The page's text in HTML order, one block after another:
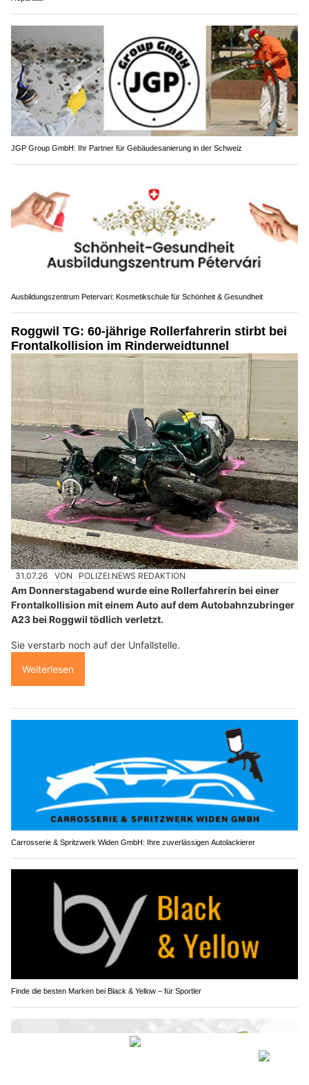
JGP Group GmbH: Ihr Partner für Gebäudesanierung in der Schweiz
Ausbildungszentrum Petervari: Kosmetikschule für Schönheit & Gesundheit
Roggwil TG: 60-jährige Rollerfahrerin stirbt bei
Frontalkollision im Rinderweidtunnel
31.07.26 VON POLIZEI.NEWS REDAKTION
Am Donnerstagabend wurde eine Rollerfahrerin bei einer
Frontalkollision mit einem Auto auf dem Autobahnzubringer
A23 bei Roggwil tödlich verletzt.
Sie verstarb noch auf der Unfallstelle.
Weiterlesen
Carrosserie & Spritzwerk Widen GmbH: Ihre zuverlässigen Autolackierer
Finde die besten Marken bei Black & Yellow – für Sportler